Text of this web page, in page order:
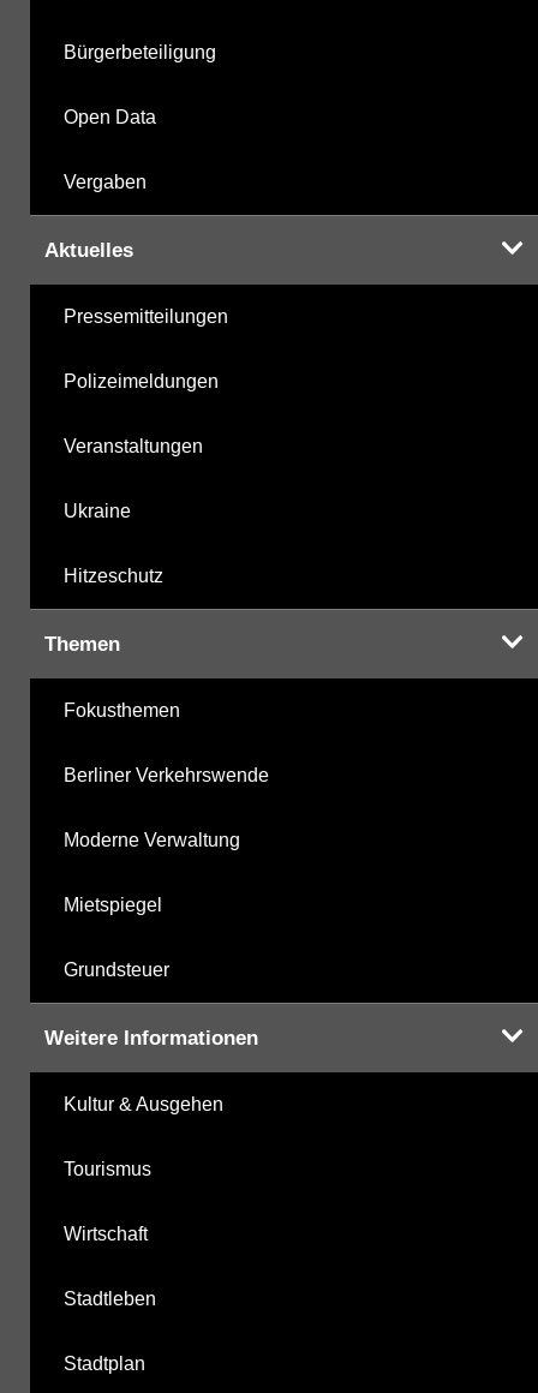
Bürgerbeteiligung
Open Data
Vergaben
Aktuelles
Pressemitteilungen
Polizeimeldungen
Veranstaltungen
Ukraine
Hitzeschutz
Themen
Fokusthemen
Berliner Verkehrswende
Moderne Verwaltung
Mietspiegel
Grundsteuer
Weitere Informationen
Kultur & Ausgehen
Tourismus
Wirtschaft
Stadtleben
Stadtplan